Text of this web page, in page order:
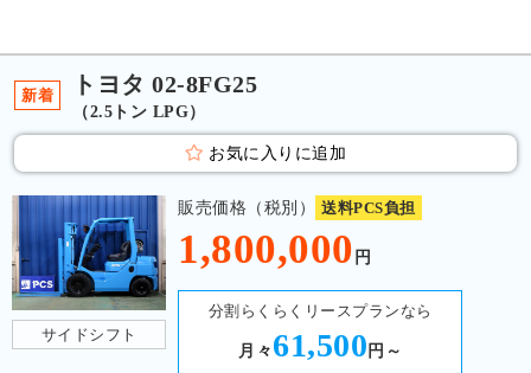
新着 トヨタ 02-8FG25
（2.5トン LPG）
お気に入りに追加
サイドシフト
販売価格（税別） 送料PCS負担
1,800,000 円
分割らくらくリースプランなら
月々 61,500 円～